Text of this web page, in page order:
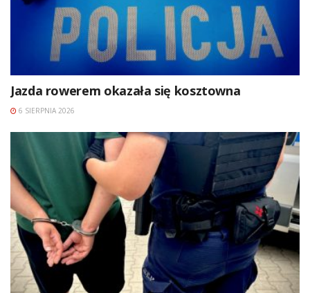
Jazda rowerem okazała się kosztowna
6 SIERPNIA 2026